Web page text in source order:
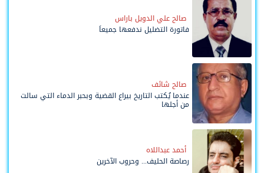
صالح علي الدويل باراس
فاتورة التضليل ندفعها جميعاً
صالح شائف
عندما يُكتب التاريخ بيراع القضية وبحبر الدماء التي سالت
من أجلها
أحمد عبداللاه
رصاصة الحليف... وحروب الآخرين